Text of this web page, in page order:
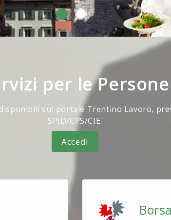
per le Persone
sul portale Trentino Lavoro,
SPID/CPS/CIE.
Accedi